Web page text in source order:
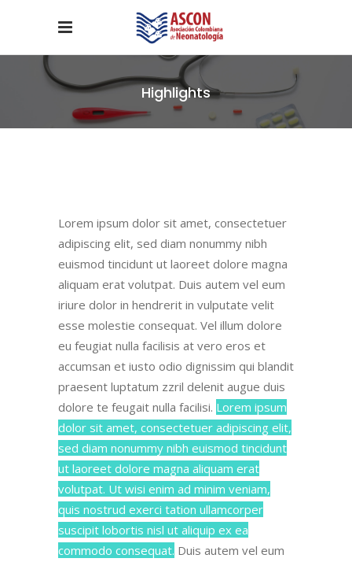
Highlights
Lorem ipsum dolor sit amet, consectetuer
adipiscing elit, sed diam nonummy nibh
euismod tincidunt ut laoreet dolore magna
aliquam erat volutpat. Duis autem vel eum
iriure dolor in hendrerit in vulputate velit
esse molestie consequat. Vel illum dolore
eu feugiat nulla facilisis at vero eros et
accumsan et iusto odio dignissim qui blandit
praesent luptatum zzril delenit augue duis
dolore te feugait nulla facilisi. Lorem ipsum
dolor sit amet, consectetuer adipiscing elit,
sed diam nonummy nibh euismod tincidunt
ut laoreet dolore magna aliquam erat
volutpat. Ut wisi enim ad minim veniam,
quis nostrud exerci tation ullamcorper
suscipit lobortis nisl ut aliquip ex ea
commodo consequat. Duis autem vel eum